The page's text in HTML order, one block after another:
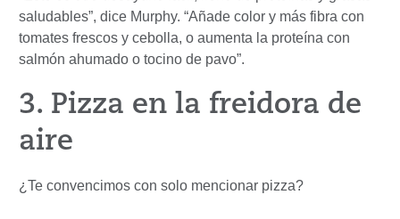
saludables”, dice Murphy. “Añade color y más fibra con
tomates frescos y cebolla, o aumenta la proteína con
salmón ahumado o tocino de pavo”.
3. Pizza en la freidora de
aire
¿Te convencimos con solo mencionar pizza?